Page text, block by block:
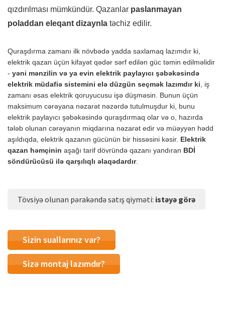
qızdırılması mümkündür. Qazanlar paslanmayan
poladdan eleqant dizaynla təchiz edilir.
Quraşdırma zamanı ilk növbədə yadda saxlamaq lazımdır ki,
elektrik qazan üçün kifayət qədər sərf edilən güc təmin edilməlidir
- yəni mənzilin və ya evin elektrik paylayıcı şəbəkəsində
elektrik müdafiə sistemini elə düzgün seçmək lazımdır ki , iş
zamanı əsas elektrik qoruyucusu işə düşməsin. Bunun üçün
maksimum cərəyana nəzarət nəzərdə tutulmuşdur ki, bunu
elektrik paylayıcı şəbəkəsində quraşdırmaq olar və o, hazırda
tələb olunan cərəyanın miqdarına nəzarət edir və müəyyən hədd
aşıldıqda, elektrik qazanın gücünün bir hissəsini kəsir. Elektrik
qazan həmçinin aşağı tarif dövründə qazanı yandıran BDİ
söndürücüsü ilə qarşılıqlı əlaqədardır.
Tövsiyə olunan pərakəndə satış qiyməti: istəyə görə
Sizin suallarınız var?
Sizə montaj lazımdır?